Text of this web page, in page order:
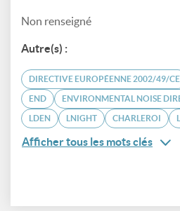
Non renseigné
Autre(s) :
DIRECTIVE EUROPÉENNE 2002/49/CE
END ENVIRONMENTAL NOISE
LDEN LNIGHT CHARLEROI
Afficher tous les mots clés